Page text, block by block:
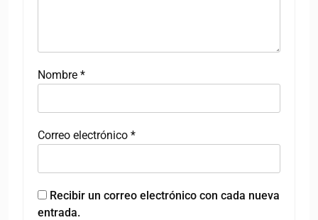
Nombre *
Correo electrónico *
Recibir un correo electrónico con cada nueva
entrada.